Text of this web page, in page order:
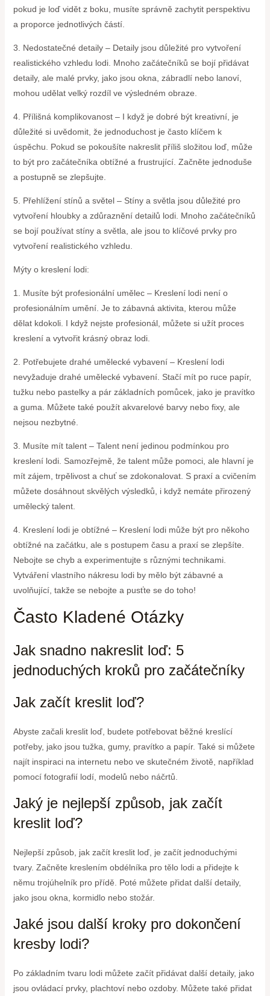
pokud je loď vidět z boku, musíte správně zachytit perspektivu
a proporce jednotlivých částí.
3. Nedostatečné detaily – Detaily jsou důležité pro vytvoření
realistického vzhledu lodi. Mnoho začátečníků se bojí přidávat
detaily, ale malé prvky, jako jsou okna, zábradlí nebo lanoví,
mohou udělat velký rozdíl ve výsledném obraze.
4. Přílišná komplikovanost – I když je dobré být kreativní, je
důležité si uvědomit, že jednoduchost je často klíčem k
úspěchu. Pokud se pokoušíte nakreslit příliš složitou loď, může
to být pro začátečníka obtížné a frustrující. Začněte jednoduše
a postupně se zlepšujte.
5. Přehlížení stínů a světel – Stíny a světla jsou důležité pro
vytvoření hloubky a zdůraznění detailů lodi. Mnoho začátečníků
se bojí používat stíny a světla, ale jsou to klíčové prvky pro
vytvoření realistického vzhledu.
Mýty o kreslení lodi:
1. Musíte být profesionální umělec – Kreslení lodi není o
profesionálním umění. Je to zábavná aktivita, kterou může
dělat kdokoli. I když nejste profesionál, můžete si užít proces
kreslení a vytvořit krásný obraz lodi.
2. Potřebujete drahé umělecké vybavení – Kreslení lodi
nevyžaduje drahé umělecké vybavení. Stačí mít po ruce papír,
tužku nebo pastelky a pár základních pomůcek, jako je pravítko
a guma. Můžete také použít akvarelové barvy nebo fixy, ale
nejsou nezbytné.
3. Musíte mít talent – Talent není jedinou podmínkou pro
kreslení lodi. Samozřejmě, že talent může pomoci, ale hlavní je
mít zájem, trpělivost a chuť se zdokonalovat. S praxí a cvičením
můžete dosáhnout skvělých výsledků, i když nemáte přirozený
umělecký talent.
4. Kreslení lodi je obtížné – Kreslení lodi může být pro někoho
obtížné na začátku, ale s postupem času a praxí se zlepšíte.
Nebojte se chyb a experimentujte s různými technikami.
Vytváření vlastního nákresu lodi by mělo být zábavné a
uvolňující, takže se nebojte a pusťte se do toho!
Často Kladené Otázky
Jak snadno nakreslit loď: 5
jednoduchých kroků pro začátečníky
Jak začít kreslit loď?
Abyste začali kreslit loď, budete potřebovat běžné kreslící
potřeby, jako jsou tužka, gumy, pravítko a papír. Také si můžete
najít inspiraci na internetu nebo ve skutečném životě, například
pomocí fotografií lodí, modelů nebo náčrtů.
Jaký je nejlepší způsob, jak začít
kreslit loď?
Nejlepší způsob, jak začít kreslit loď, je začít jednoduchými
tvary. Začněte kreslením obdélníka pro tělo lodi a přidejte k
němu trojúhelník pro přídě. Poté můžete přidat další detaily,
jako jsou okna, kormidlo nebo stožár.
Jaké jsou další kroky pro dokončení
kresby lodi?
Po základním tvaru lodi můžete začít přidávat další detaily, jako
jsou ovládací prvky, plachtoví nebo ozdoby. Můžete také přidat